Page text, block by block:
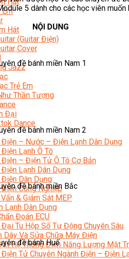
Em
Hát
(Guitar Điện)
Cover
Jazz
Trẻ Em
Thần Tượng
Đại
Dance
Điện – Nước – Điện Lạnh Dân Dụng
Lạnh Ô Tô
– Điện Tử Ô Tô Cơ Bản
Lạnh Dân Dụng
Dân Dụng
Công Nghiệp
& Giám Sát MEP
Lạnh Dân Dụng
Đoán ECU
Tu Hộp Số Tự Động Chuyên Sâu
Dây Và Sửa Chữa Máy Điện
Hệ Thống Điện Năng Lượng Mặt
Tử Chuyên Ngành Điện – Điện
5 dành cho các học viên
NỘI DUNG
đề bánh miền Nam 1
đề bánh miền Nam 2
đề bánh miền Bắc
đề bánh Huế